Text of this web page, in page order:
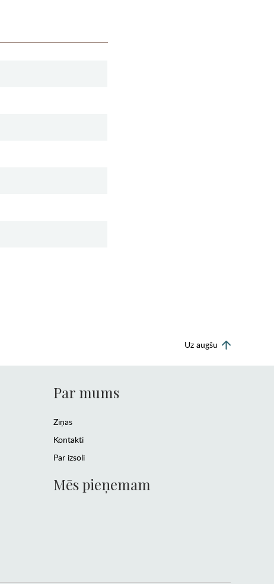
Uz augšu
Par mums
Ziņas
Kontakti
Par izsoli
Mēs pieņemam